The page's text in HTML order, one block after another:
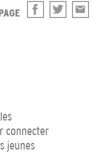
connecter
jeunes